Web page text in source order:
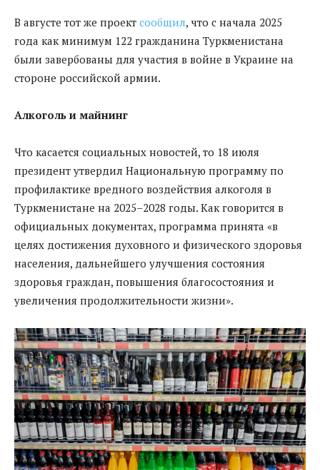
В августе тот же проект сообщил, что с начала 2025
года как минимум 122 гражданина Туркменистана
были завербованы для участия в войне в Украине на
стороне российской армии.
Алкоголь и майнинг
Что касается социальных новостей, то 18 июля
президент утвердил Национальную программу по
профилактике вредного воздействия алкоголя в
Туркменистане на 2025–2028 годы. Как говорится в
официальных документах, программа принята «в
целях достижения духовного и физического здоровья
населения, дальнейшего улучшения состояния
здоровья граждан, повышения благосостояния и
увеличения продолжительности жизни».